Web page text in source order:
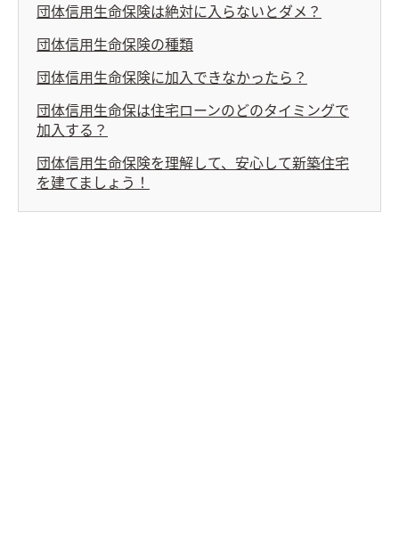
団体信用生命保険は絶対に入らないとダメ？
団体信用生命保険の種類
団体信用生命保険に加入できなかったら？
団体信用生命保は住宅ローンのどのタイミングで
加入する？
団体信用生命保険を理解して、安心して新築住宅
を建てましょう！